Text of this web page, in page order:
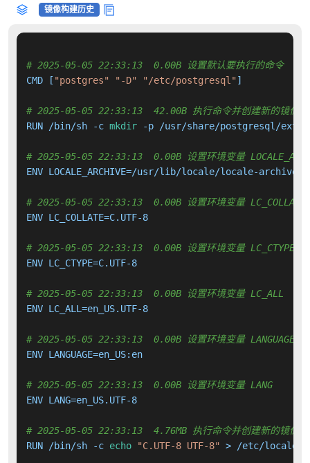
镜像构建历史
# 2025-05-05 22:33:13  0.00B 设置默认要执行的命令
CMD [ "postgres" "-D" "/etc/postgresql" ]
# 2025-05-05 22:33:13  42.00B 执行命令并创建新的镜像层
RUN /bin/sh -c mkdir -p /usr/share/postgresql/
# 2025-05-05 22:33:13  0.00B 设置环境变量
ENV LOCALE_ARCHIVE=/usr/lib/locale/locale-archive
# 2025-05-05 22:33:13  0.00B 设置环境变量 LC_COLLATE
ENV LC_COLLATE=C.UTF-8
# 2025-05-05 22:33:13  0.00B 设置环境变量 LC_CTYPE
ENV LC_CTYPE=C.UTF-8
# 2025-05-05 22:33:13  0.00B 设置环境变量 LC_ALL
ENV LC_ALL=en_US.UTF-8
# 2025-05-05 22:33:13  0.00B 设置环境变量 LANGUAGE
ENV LANGUAGE=en_US:en
# 2025-05-05 22:33:13  0.00B 设置环境变量 LANG
ENV LANG=en_US.UTF-8
# 2025-05-05 22:33:13  4.76MB 执行命令并创建新的镜像层
RUN /bin/sh -c echo "C.UTF-8 UTF-8" > /etc/